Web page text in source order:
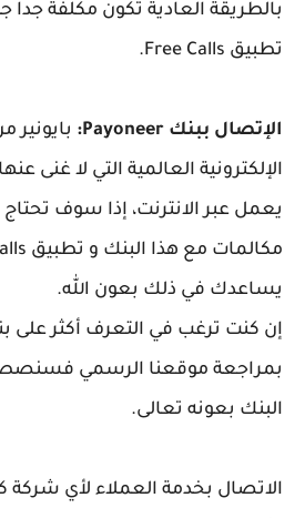
بالطريقة العادية تكون مكلفة جدا
تطبيق Free Calls.
الإتصال ببنك Payoneer:
بايونير
الإلكترونية العالمية التي لا غنى
يعمل عبر الانترنت، إذا سوف تحتاج
يساعدك في ذلك بعون الله.
بمراجعة موقعنا الرسمي فسنصص
البنك بعونه تعالى.
الاتصال بخدمة العملاء لأي شركة